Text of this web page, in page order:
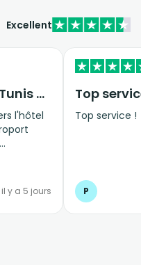
Excellent
transfert de l'aéroport Tunis vers…
l'hôtel
il y a 5 jours
Top
Top service !
P